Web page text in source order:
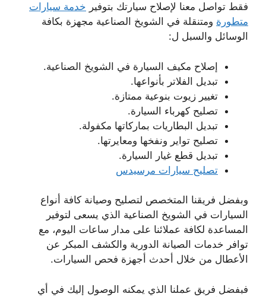
فقط تواصل معنا لإصلاح سيارتك بتوفير خدمة سيارات
متطورة ومتنقلة في الشويخ الصناعية مجهزة بكافة
الوسائل والسبل ل:
إصلاح مكيف السيارة في الشويخ الصناعية.
تبديل الفلاتر بأنواعها.
تغيير زيوت بنوعية ممتازة.
تصليح كهرباء السيارة.
تبديل البطاريات بماركاتها مكفولة.
تصليح تواير ونفخها ومعايرتها.
تبديل قطع غيار السيارة.
تصليح سيارات مرسيدس
وبفضل فريقنا المتخصص لتصليح وصيانة كافة أنواع
السيارات في الشويخ الصناعية الذي يسعى لتوفير
المساعدة لكافة عملائنا على مدار ساعات اليوم، مع
توافر خدمات الصيانة الدورية والكشف المبكر عن
الأعطال من خلال أحدث أجهزة فحص السيارات.
فبفضل فريق عملنا الذي يمكنه الوصول إليك في أي